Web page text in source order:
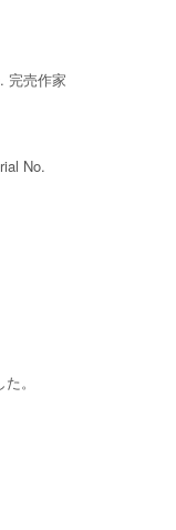
完売作家
No.
。